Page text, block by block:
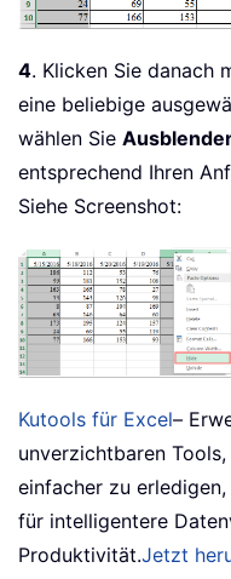
4. Klicken Sie danach
eine beliebige
wählen Sie
entsprechend Ihren
Siehe Screenshot:
Kutools für Excel–
unverzichtbaren
einfacher zu
für intelligentere
Produktivität.Jetzt